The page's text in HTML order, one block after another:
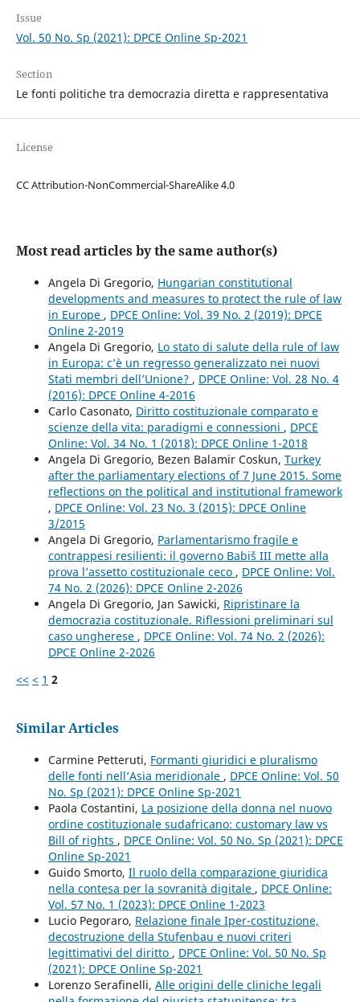
Issue
Vol. 50 No. Sp (2021): DPCE Online Sp-2021
Section
Le fonti politiche tra democrazia diretta e rappresentativa
License
CC Attribution-NonCommercial-ShareAlike 4.0
Most read articles by the same author(s)
Angela Di Gregorio, Hungarian constitutional
developments and measures to protect the rule of law
in Europe , DPCE Online: Vol. 39 No. 2 (2019): DPCE
Online 2-2019
Angela Di Gregorio, Lo stato di salute della rule of law
in Europa: c’è un regresso generalizzato nei nuovi
Stati membri dell’Unione? , DPCE Online: Vol. 28 No. 4
(2016): DPCE Online 4-2016
Carlo Casonato, Diritto costituzionale comparato e
scienze della vita: paradigmi e connessioni , DPCE
Online: Vol. 34 No. 1 (2018): DPCE Online 1-2018
Angela Di Gregorio, Bezen Balamir Coskun, Turkey
after the parliamentary elections of 7 June 2015. Some
reflections on the political and institutional framework
, DPCE Online: Vol. 23 No. 3 (2015): DPCE Online
3/2015
Angela Di Gregorio, Parlamentarismo fragile e
contrappesi resilienti: il governo Babiš III mette alla
prova l’assetto costituzionale ceco , DPCE Online: Vol.
74 No. 2 (2026): DPCE Online 2-2026
Angela Di Gregorio, Jan Sawicki, Ripristinare la
democrazia costituzionale. Riflessioni preliminari sul
caso ungherese , DPCE Online: Vol. 74 No. 2 (2026):
DPCE Online 2-2026
<< < 1 2
Similar Articles
Carmine Petteruti, Formanti giuridici e pluralismo
delle fonti nell’Asia meridionale , DPCE Online: Vol. 50
No. Sp (2021): DPCE Online Sp-2021
Paola Costantini, La posizione della donna nel nuovo
ordine costituzionale sudafricano: customary law vs
Bill of rights , DPCE Online: Vol. 50 No. Sp (2021): DPCE
Online Sp-2021
Guido Smorto, Il ruolo della comparazione giuridica
nella contesa per la sovranità digitale , DPCE Online:
Vol. 57 No. 1 (2023): DPCE Online 1-2023
Lucio Pegoraro, Relazione finale Iper-costituzione,
decostruzione della Stufenbau e nuovi criteri
legittimativi del diritto , DPCE Online: Vol. 50 No. Sp
(2021): DPCE Online Sp-2021
Lorenzo Serafinelli, Alle origini delle cliniche legali